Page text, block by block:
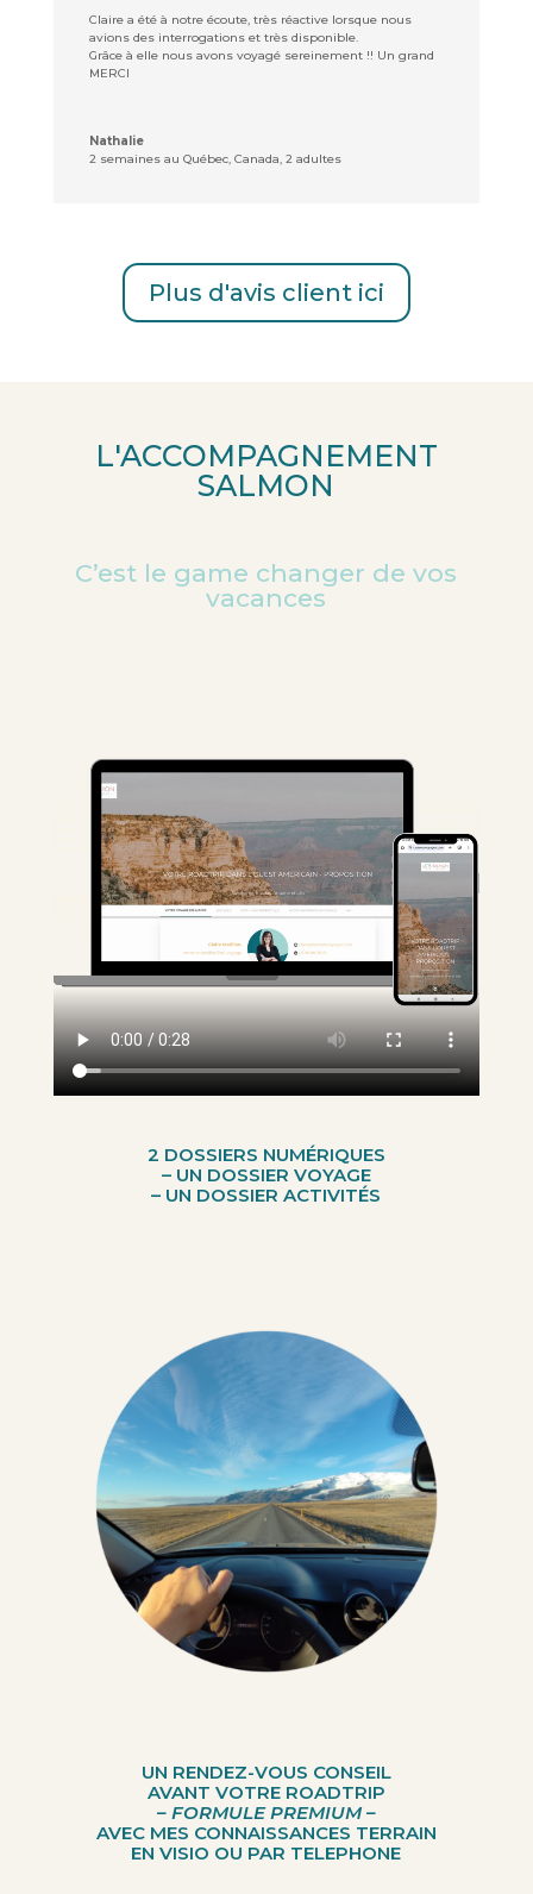
Claire a été à notre écoute, très réactive lorsque nous
avions des interrogations et très disponible.
Grâce à elle nous avons voyagé sereinement !! Un grand
MERCI
Nathalie
2 semaines au Québec, Canada, 2 adultes
Plus d'avis client ici
L'ACCOMPAGNEMENT
SALMON
C’est le game changer de vos
vacances
2 DOSSIERS NUMÉRIQUES
– UN DOSSIER VOYAGE
– UN DOSSIER ACTIVITÉS
UN RENDEZ-VOUS CONSEIL
AVANT VOTRE ROADTRIP
– FORMULE PREMIUM –
AVEC MES CONNAISSANCES TERRAIN
EN VISIO OU PAR TELEPHONE